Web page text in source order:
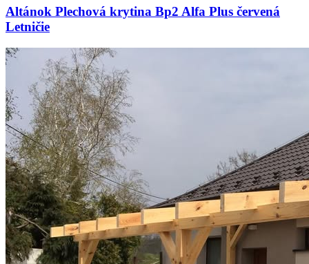
Altánok Plechová krytina Bp2 Alfa Plus červená
Letničie